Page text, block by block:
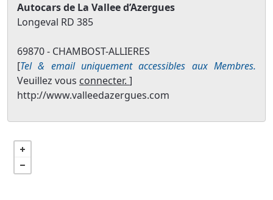
Autocars de La Vallee d’Azergues
Longeval RD 385
69870 - CHAMBOST-ALLIERES
[Tel & email uniquement accessibles aux Membres.
Veuillez vous connecter. ]
http://www.valleedazergues.com